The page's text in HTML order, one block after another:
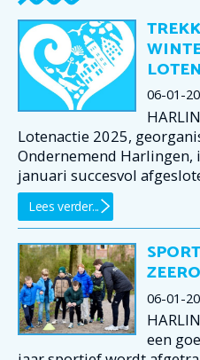
06-01-
Lotenactie 2025,
Ondernemend Harlingen,
januari succesvol
Lees verder...
06-01-
een